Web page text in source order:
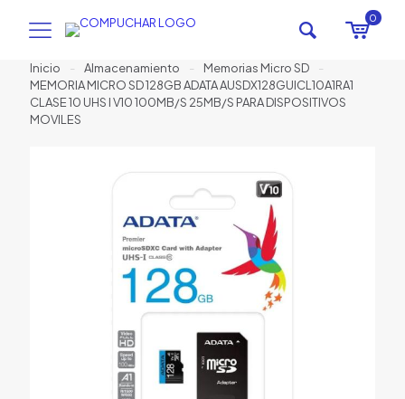
0
Inicio - Almacenamiento - Memorias Micro SD
-
MEMORIA MICRO SD 128GB ADATA AUSDX128GUICL10A1RA1
CLASE 10 UHS I V10 100MB/S 25MB/S PARA DISPOSITIVOS
MOVILES